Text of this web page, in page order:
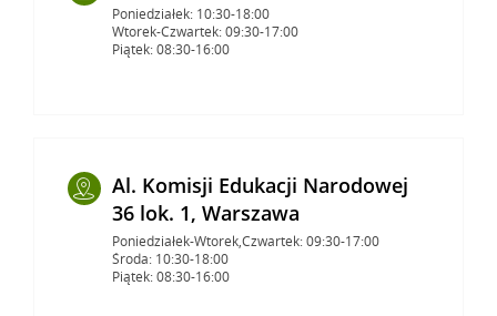
Poniedziałek: 10:30-18:00
Wtorek-Czwartek: 09:30-17:00
Piątek: 08:30-16:00
Al. Komisji Edukacji Narodowej
36 lok. 1, Warszawa
Poniedziałek-Wtorek,Czwartek: 09:30-17:00
Środa: 10:30-18:00
Piątek: 08:30-16:00